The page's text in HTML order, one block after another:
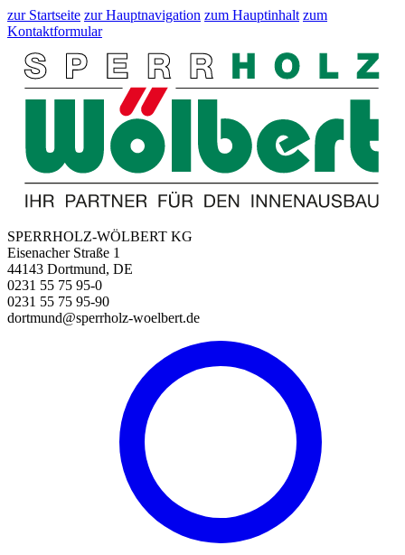
zur Startseite zur Hauptnavigation zum Hauptinhalt zum
Kontaktformular
SPERRHOLZ-WÖLBERT KG
Eisenacher Straße 1
44143 Dortmund, DE
0231 55 75 95-0
0231 55 75 95-90
dortmund@sperrholz-woelbert.de